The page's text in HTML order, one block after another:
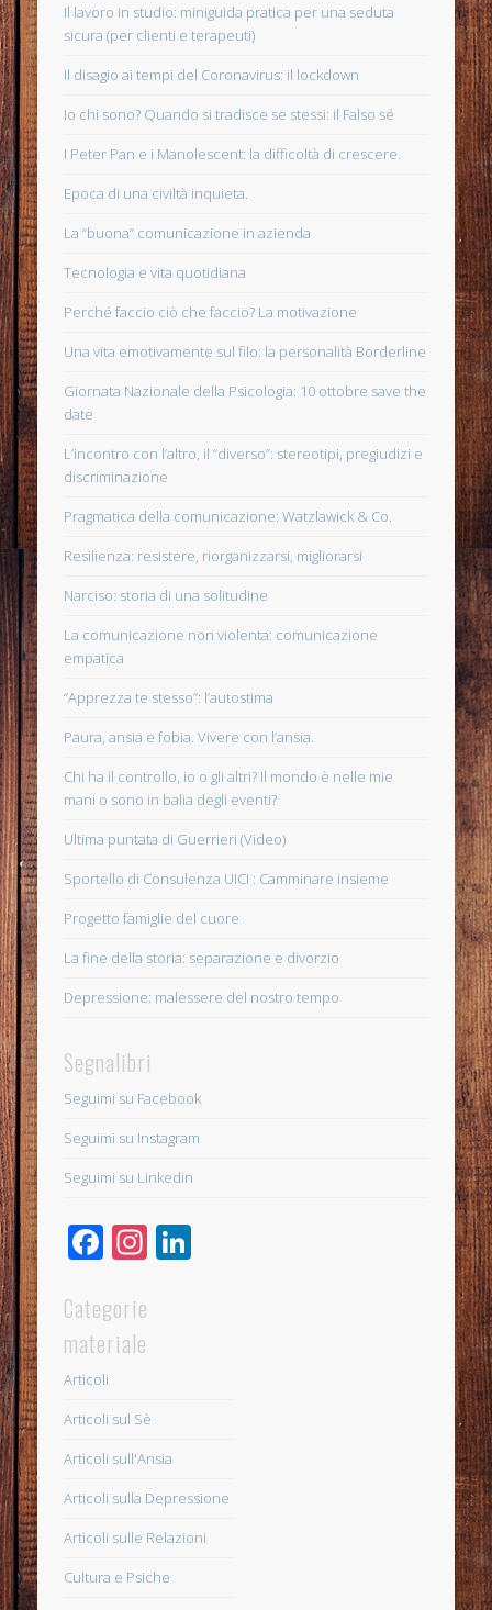
Il lavoro in studio: miniguida pratica per una seduta
sicura (per clienti e terapeuti)
Il disagio ai tempi del Coronavirus: il lockdown
Io chi sono? Quando si tradisce se stessi: il Falso sé
I Peter Pan e i Manolescent: la difficoltà di crescere.
Epoca di una civiltà inquieta.
La “buona” comunicazione in azienda
Tecnologia e vita quotidiana
Perché faccio ciò che faccio? La motivazione
Una vita emotivamente sul filo: la personalità Borderline
Giornata Nazionale della Psicologia: 10 ottobre save the
date
L’incontro con l’altro, il “diverso”: stereotipi, pregiudizi e
discriminazione
Pragmatica della comunicazione: Watzlawick & Co.
Resilienza: resistere, riorganizzarsi, migliorarsi
Narciso: storia di una solitudine
La comunicazione non violenta: comunicazione
empatica
“Apprezza te stesso”: l’autostima
Paura, ansia e fobia. Vivere con l’ansia.
Chi ha il controllo, io o gli altri? Il mondo è nelle mie
mani o sono in balia degli eventi?
Ultima puntata di Guerrieri (Video)
Sportello di Consulenza UICI : Camminare insieme
Progetto famiglie del cuore
La fine della storia: separazione e divorzio
Depressione: malessere del nostro tempo
Segnalibri
Seguimi su Facebook
Seguimi su Instagram
Seguimi su Linkedin
Facebook
Instagram
Categorie
materiale
Articoli
Articoli sul Sè
Articoli sull'Ansia
Articoli sulla Depressione
Articoli sulle Relazioni
Cultura e Psiche